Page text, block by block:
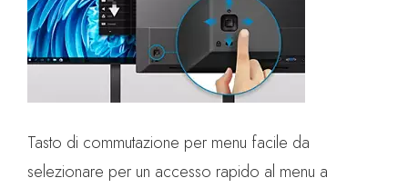
Tasto di commutazione per menu facile da
selezionare per un accesso rapido al menu a